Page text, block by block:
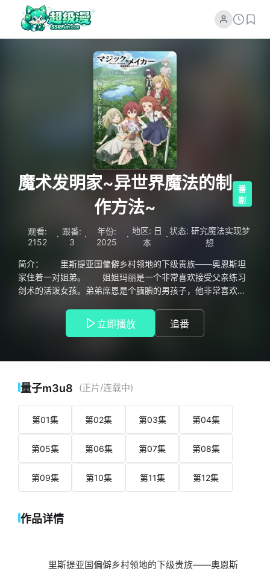
魔术发明家~异世界魔法的制
作方法~
番
剧
观看:
2152
· 跟番:
3
·
年份:
2025
·
地区: 日
本
·
状态: 研究魔法实现梦
想
简介： 里斯提亚国偏僻乡村领地的下级贵族——奥恩斯坦
家住着一对姐弟。 姐姐玛丽是一个非常喜欢接受父亲练习
剑术的活泼女孩。弟弟席恩是个腼腆的男孩子，他非常喜欢呆
护下，和睦地生活着。 有一天，席恩问父亲“魔法”这个东西
在这个世界上是否存在。但是，即使是作为贵族有一定教养的
是，有一天，在和姐姐玛丽一起去的湖里，他目睹了“宛如魔法
般”的不可思议现象—— “现在放弃还为时过早。如果没有魔
卷入其中一边稳步前进。飞出的火焰，奔跑的闪电——一切都
是为了使用前世所憧憬的“魔法”！
立即播放 追番
量子m3u8 (正片/连载中)
第01集 第02集 第03集 第04集
第05集 第06集 第07集 第08集
第09集 第10集 第11集 第12集
作品详情
里斯提亚国偏僻乡村领地的下级贵族——奥恩斯